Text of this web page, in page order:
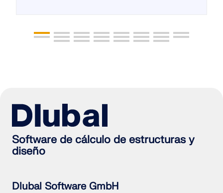
Software de cálculo de estructuras y
diseño
Dlubal Software GmbH